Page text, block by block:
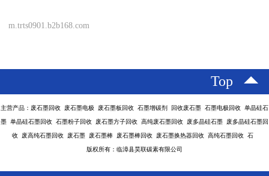
m.trts0901.b2b168.com
Top
主营产品：废石墨回收 废石墨电极 废石墨板回收 石墨增碳剂 回收废石墨 石墨电极回收 单晶硅石
墨 单晶硅石墨回收 石墨粉子回收 废石墨方子回收 高纯废石墨回收 废多晶硅石墨 废多晶硅石墨回
收 废高纯石墨回收 废石墨 废石墨棒 废石墨棒回收 废石墨换热器回收 高纯石墨回收 石
版权所有：临漳县昊联碳素有限公司